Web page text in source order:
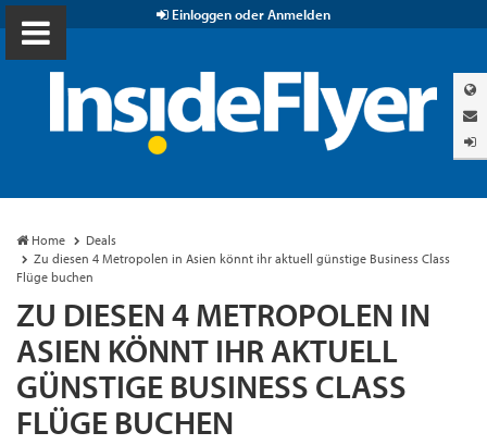
Einloggen oder Anmelden
Home
Deals
Zu diesen 4 Metropolen in Asien könnt ihr aktuell günstige Business Class
Flüge buchen
ZU DIESEN 4 METROPOLEN IN
ASIEN KÖNNT IHR AKTUELL
GÜNSTIGE BUSINESS CLASS
FLÜGE BUCHEN